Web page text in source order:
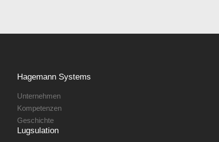
Hagemann ­Systems
Unternehmen
Kompetenzen
Geschichte
Lugsulation